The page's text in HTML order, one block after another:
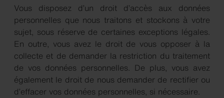
Vous disposez d’un droit d’accès aux données
personnelles que nous traitons et stockons à votre
sujet, sous réserve de certaines exceptions légales.
En outre, vous avez le droit de vous opposer à la
collecte et de demander la restriction du traitement
de vos données personnelles. De plus, vous avez
également le droit de nous demander de rectifier ou
d’effacer vos données personnelles, si nécessaire.